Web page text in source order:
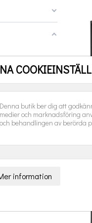
Denna butik ber dig att
medier och marknadsföring
och behandlingen av berörda